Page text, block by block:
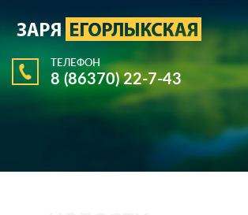
ТЕЛЕФОН
8 (86370) 22-7-43